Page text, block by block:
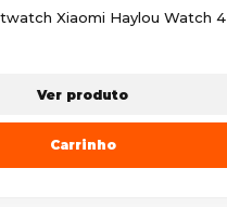
Xiaomi Haylou Watch 4
Ver produto
Carrinho